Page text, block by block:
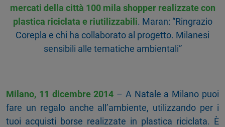
mercati della città 100 mila shopper realizzate con
plastica riciclata e riutilizzabili. Maran: “Ringrazio
Corepla e chi ha collaborato al progetto. Milanesi
sensibili alle tematiche ambientali”
Milano, 11 dicembre 2014 – A Natale a Milano puoi
fare un regalo anche all’ambiente, utilizzando per i
tuoi acquisti borse realizzate in plastica riciclata. È